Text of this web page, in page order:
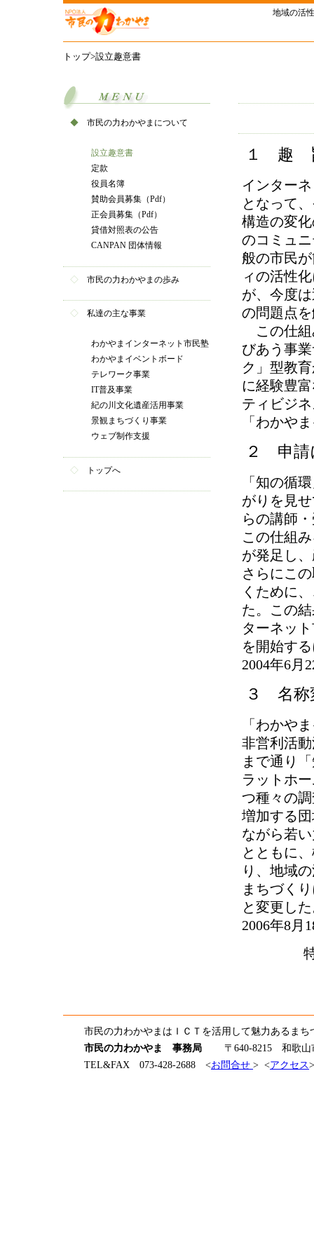
地域の活
トップ>設立趣意書
◆ 市民の力わかやまについて
設立趣意書
定款
役員名簿
賛助会員募集（Pdf）
正会員募集（Pdf）
貸借対照表の公告
CANPAN 団体情報
◇ 市民の力わかやまの歩み
◇ 私達の主な事業
わかやまインターネット市民塾
わかやまイベントボード
テレワーク事業
IT普及事業
紀の川文化遺産活用事業
景観まちづくり事業
ウェブ制作支援
◇ トップへ
１ 趣
インター
となって
構造の変
のコミュ
般の市民
ィの活性
が、今度
の問題点
この仕組
びあう事
ク」型教
に経験豊
ティビジ
「わかや
２ 申請
「知の循
がりを見
らの講師
この仕組
が発足し
さらにこ
くために
た。この
ターネッ
を開始す
2004年6月
３ 名称
「わかや
非営利活
まで通り
ラットホ
つ種々の
増加する
ながら若
とともに
り、地域
まちづく
と変更し
2006年8月
市民の力わかやまはＩＣＴを活用して魅力あるま
市民の力わかやま 事務局 〒640-8215 和歌山
TEL&FAX 073-428-2688 <お問合せ > <アクセス>